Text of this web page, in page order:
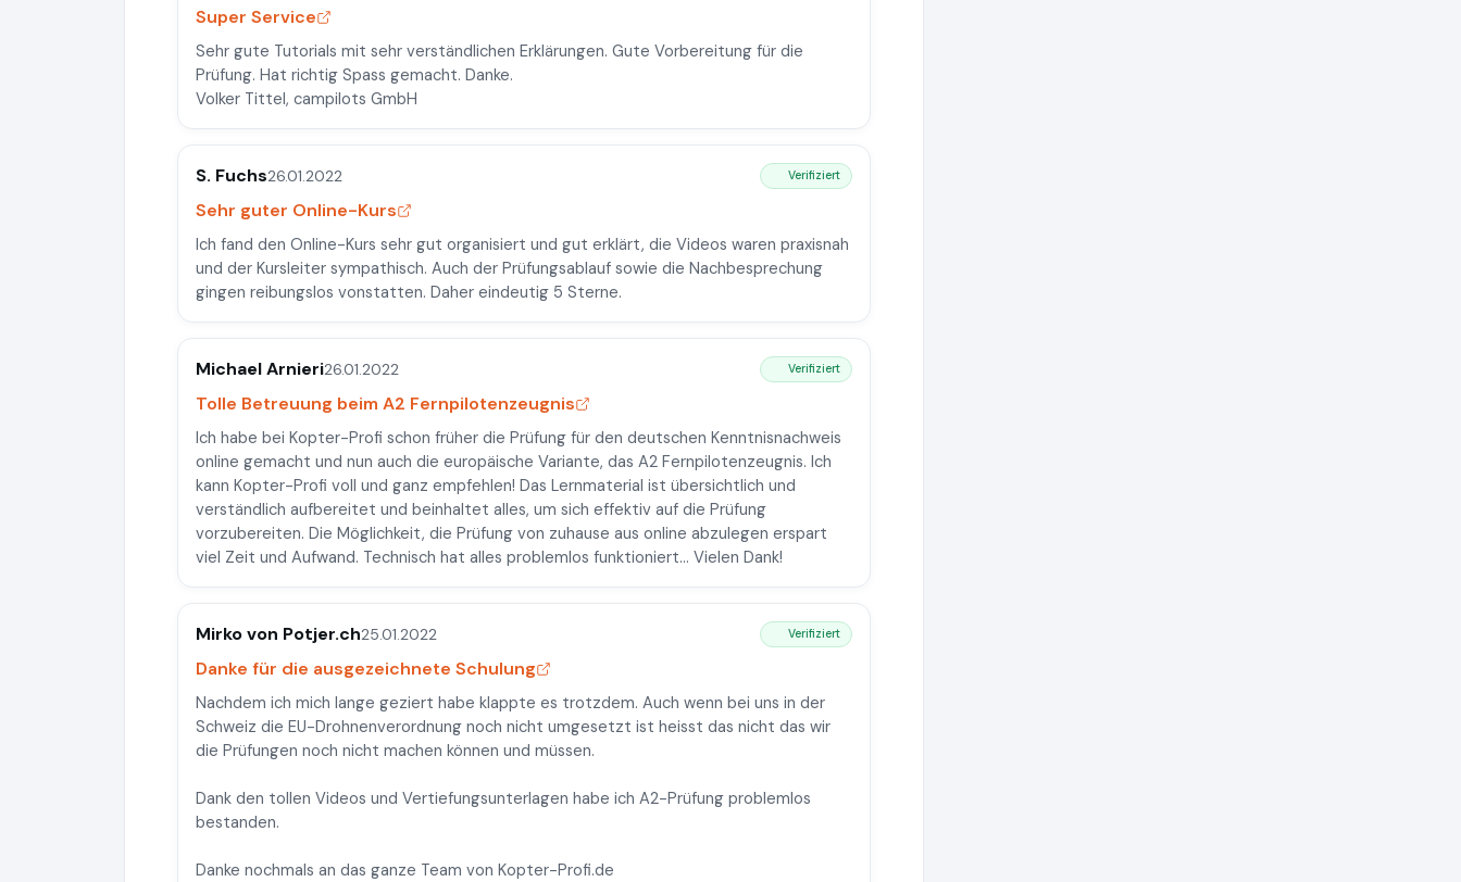
Super Service
Sehr gute Tutorials mit sehr verständlichen Erklärungen. Gute Vorbereitung für die
Prüfung. Hat richtig Spass gemacht. Danke.
Volker Tittel, campilots GmbH
S. Fuchs26.01.2022 Verifiziert
Sehr guter Online-Kurs
Ich fand den Online-Kurs sehr gut organisiert und gut erklärt, die Videos waren praxisnah
und der Kursleiter sympathisch. Auch der Prüfungsablauf sowie die Nachbesprechung
gingen reibungslos vonstatten. Daher eindeutig 5 Sterne.
Michael Arnieri26.01.2022 Verifiziert
Tolle Betreuung beim A2 Fernpilotenzeugnis
Ich habe bei Kopter-Profi schon früher die Prüfung für den deutschen Kenntnisnachweis
online gemacht und nun auch die europäische Variante, das A2 Fernpilotenzeugnis. Ich
kann Kopter-Profi voll und ganz empfehlen! Das Lernmaterial ist übersichtlich und
verständlich aufbereitet und beinhaltet alles, um sich effektiv auf die Prüfung
vorzubereiten. Die Möglichkeit, die Prüfung von zuhause aus online abzulegen erspart
viel Zeit und Aufwand. Technisch hat alles problemlos funktioniert... Vielen Dank!
Mirko von Potjer.ch25.01.2022 Verifiziert
Danke für die ausgezeichnete Schulung
Nachdem ich mich lange geziert habe klappte es trotzdem. Auch wenn bei uns in der
Schweiz die EU-Drohnenverordnung noch nicht umgesetzt ist heisst das nicht das wir
die Prüfungen noch nicht machen können und müssen.
Dank den tollen Videos und Vertiefungsunterlagen habe ich A2-Prüfung problemlos
bestanden.
Danke nochmals an das ganze Team von Kopter-Profi.de